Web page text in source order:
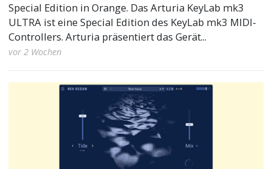
Special Edition in Orange. Das Arturia KeyLab mk3
ULTRA ist eine Special Edition des KeyLab mk3 MIDI-
Controllers. Arturia präsentiert das Gerät...
vor 2 Wochen